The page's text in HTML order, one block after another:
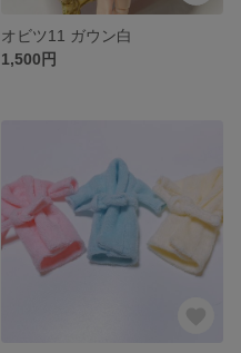
オビツ11 ガウン白
1,500円